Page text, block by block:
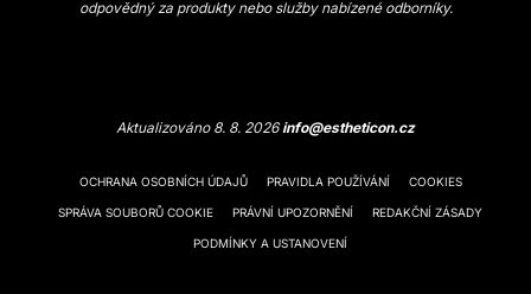
odpovědný za produkty nebo služby nabízené odborníky.
Aktualizováno 8. 8. 2026info@estheticon.cz
OCHRANA OSOBNÍCH ÚDAJŮ PRAVIDLA POUŽÍVÁNÍ COOKIES
SPRÁVA SOUBORŮ COOKIE PRÁVNÍ UPOZORNĚNÍ REDAKČNÍ ZÁSADY
PODMÍNKY A USTANOVENÍ